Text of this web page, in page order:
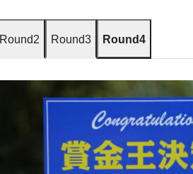
Round2 Round3 Round4